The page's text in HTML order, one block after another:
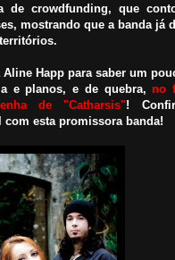
de crowdfunding, que
mostrando que a banda já
Happ para saber um
e planos, e de quebra,no
de "Catharsis"!
esta promissora banda!